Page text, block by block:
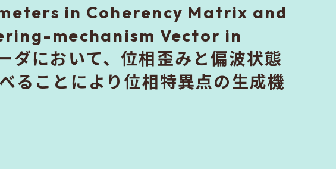
in Coherency Matrix and
mechanism Vector in
ダにおいて、位相歪みと偏波状態
ることにより位相特異点の生成機